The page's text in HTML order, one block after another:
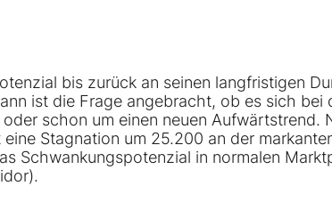
bis zurück an seinen langfristigen
ist die Frage angebracht, ob es sich bei
schon um einen neuen Aufwärtstrend.
Stagnation um 25.200 an der
Schwankungspotenzial in normalen